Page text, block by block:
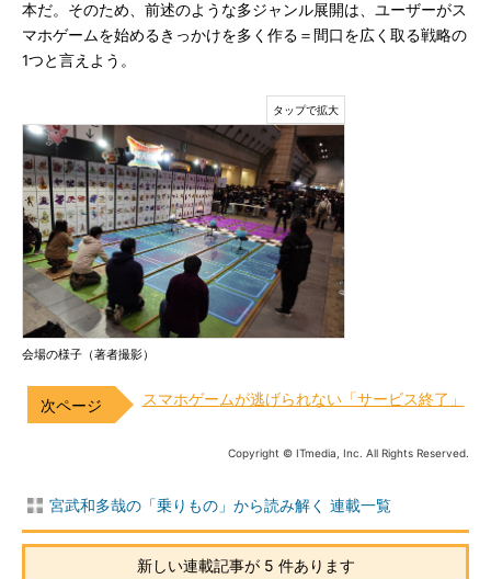
本だ。そのため、前述のような多ジャンル展開は、ユーザーがス
マホゲームを始めるきっかけを多く作る＝間口を広く取る戦略の
1つと言えよう。
会場の様子（著者撮影）
スマホゲームが逃げられない「サービス終了」
Copyright © ITmedia, Inc. All Rights Reserved.
宮武和多哉の「乗りもの」から読み解く 連載一覧
新しい連載記事が 5 件あります